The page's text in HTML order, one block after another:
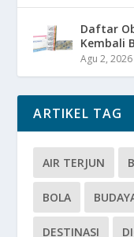
Daftar
Kembali
Agu 2, 2026
ARTIKEL TAG
AIR TERJUN
BOLA
DESTINASI